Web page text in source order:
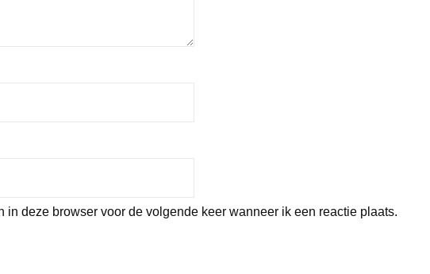
in deze browser voor de volgende keer wanneer ik een reactie plaats.